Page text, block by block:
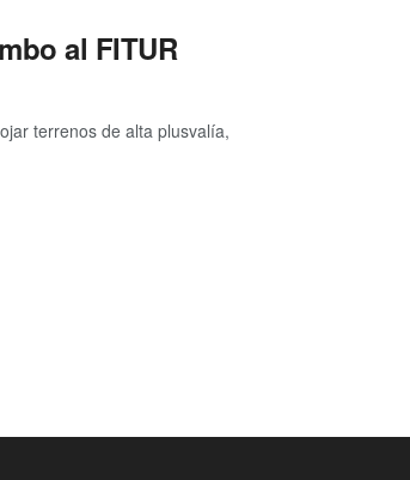
al FITUR
terrenos de alta plusvalía,